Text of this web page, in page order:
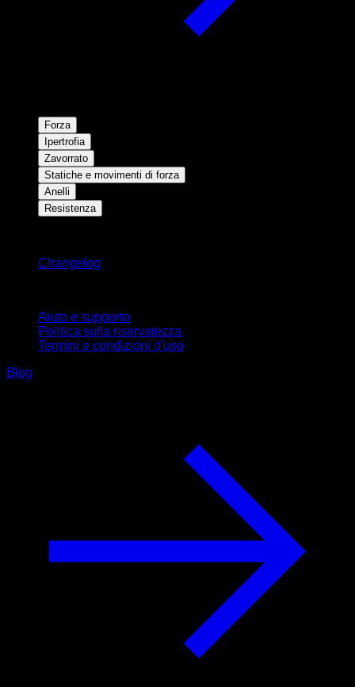
Forza
Ipertrofia
Zavorrato
Statiche e movimenti di forza
Anelli
Resistenza
Changelog
Aiuto e supporto
Politica sulla riservatezza
Termini e condizioni d'uso
Blog